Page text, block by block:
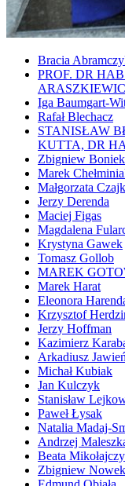
Bracia
PROF. DR
Iga Baumgart-
Rafał Blechacz
STANISŁAW
KUTTA, DR
Zbigniew Boniek
Marek
Małgorzata
Jerzy Derenda
Maciej Figas
Magdalena
Krystyna Gawek
Tomasz Gollob
MAREK
Marek Harat
Eleonora
Krzysztof
Jerzy Hoffman
Kazimierz
Arkadiusz Jawień
Michał Kubiak
Jan Kulczyk
Stanisław
Paweł Łysak
Natalia Madaj-
Andrzej
Beata
Zbigniew Nowek